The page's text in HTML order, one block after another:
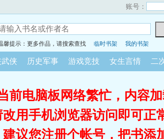
账号：
馨提示：更多作品，请搜索查找 临时书架 我的书架
侠 历史军事 游戏竞技 女生言情 二
前电脑板网络繁忙，内容
改用手机浏览器访问即可
建议您注册个帐号，把书添